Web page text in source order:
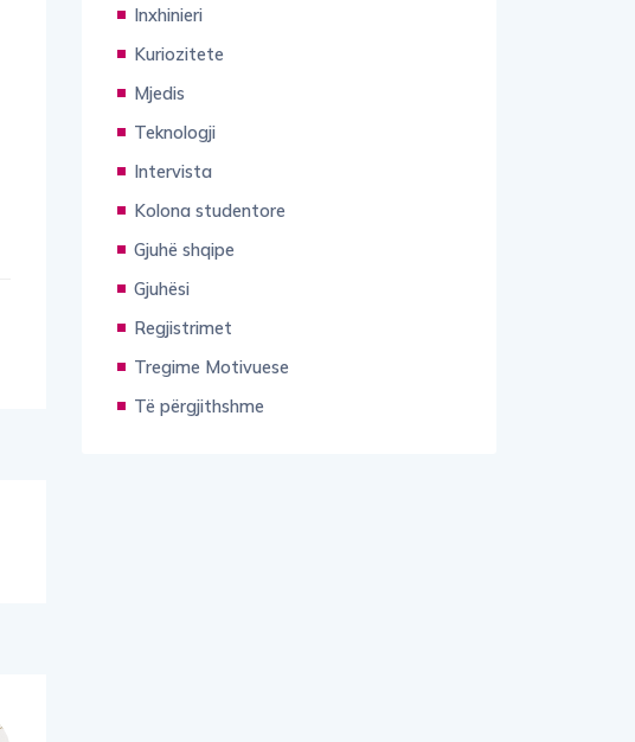
Inxhinieri
Kuriozitete
Mjedis
Teknologji
Intervista
Kolona studentore
Gjuhë shqipe
Gjuhësi
Regjistrimet
Tregime Motivuese
Të përgjithshme